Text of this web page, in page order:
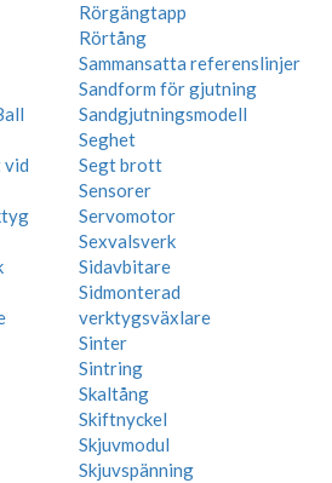
vid
Rörgängtapp
Rörtång
Sammansatta referenslinjer
Sandform för gjutning
Sandgjutningsmodell
Seghet
Segt brott
Sensorer
Servomotor
Sexvalsverk
Sidavbitare
Sidmonterad
verktygsväxlare
Sinter
Sintring
Skaltång
Skiftnyckel
Skjuvmodul
Skjuvspänning